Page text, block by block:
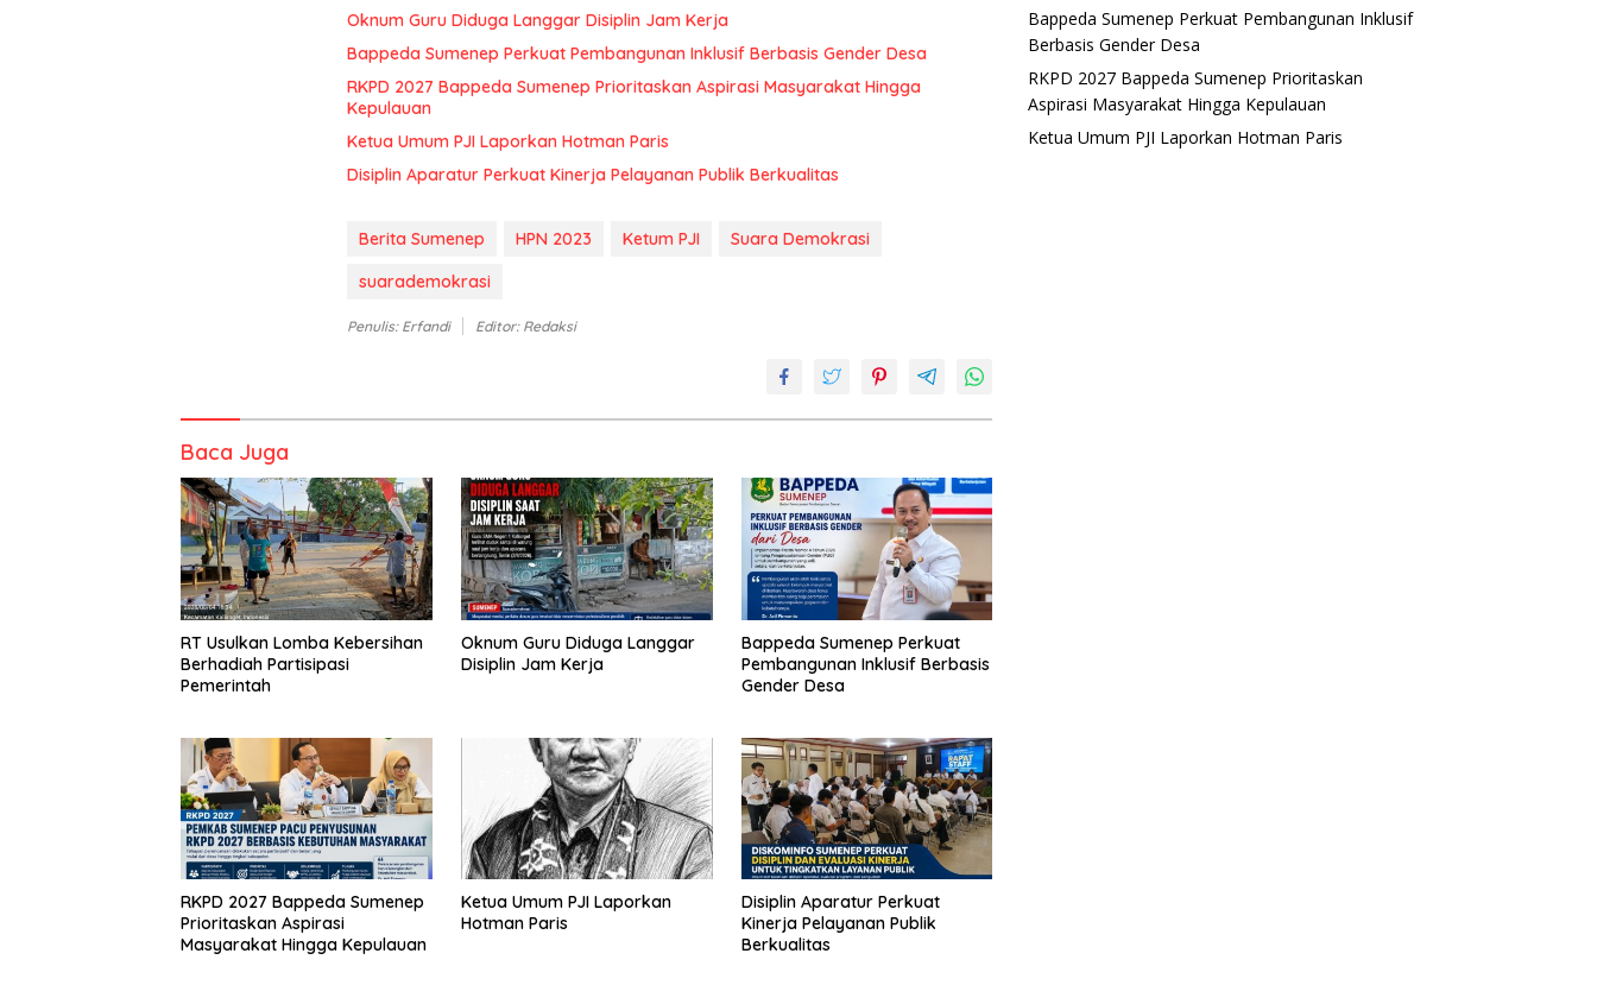
Oknum Guru Diduga Langgar Disiplin Jam Kerja
Bappeda Sumenep Perkuat Pembangunan Inklusif Berbasis Gender Desa
RKPD 2027 Bappeda Sumenep Prioritaskan Aspirasi Masyarakat Hingga
Kepulauan
Ketua Umum PJI Laporkan Hotman Paris
Disiplin Aparatur Perkuat Kinerja Pelayanan Publik Berkualitas
Berita Sumenep HPN 2023 Ketum PJI
Suara Demokrasi
suarademokrasi
Penulis: Erfandi Editor: Redaksi
Baca Juga
RT Usulkan Lomba Kebersihan
Berhadiah Partisipasi
Pemerintah
Oknum Guru Diduga Langgar
Disiplin Jam Kerja
Bappeda Sumenep Perkuat
Pembangunan Inklusif Berbasis
Gender Desa
RKPD 2027 Bappeda Sumenep
Prioritaskan Aspirasi
Masyarakat Hingga Kepulauan
Ketua Umum PJI Laporkan
Hotman Paris
Disiplin Aparatur Perkuat
Kinerja Pelayanan Publik
Berkualitas
Bappeda Sumenep Perkuat Pembangunan Inklusif
Berbasis Gender Desa
RKPD 2027 Bappeda Sumenep Prioritaskan
Aspirasi Masyarakat Hingga Kepulauan
Ketua Umum PJI Laporkan Hotman Paris